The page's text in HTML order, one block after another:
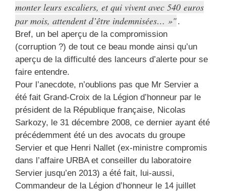
monter leurs escaliers, et qui vivent avec 540 euros
par mois, attendent d’être indemnisées… » .
Bref, un bel aperçu de la compromission
(corruption ?) de tout ce beau monde ainsi qu’un
aperçu de la difficulté des lanceurs d’alerte pour se
faire entendre.
Pour l’anecdote, n’oublions pas que Mr Servier a
été fait Grand-Croix de la Légion d’honneur par le
président de la République française, Nicolas
Sarkozy, le 31 décembre 2008, ce dernier ayant été
précédemment été un des avocats du groupe
Servier et que Henri Nallet (ex-ministre compromis
dans l’affaire URBA et conseiller du laboratoire
Servier jusqu’en 2013) a été fait, lui-aussi,
Commandeur de la Légion d’honneur le 14 juillet